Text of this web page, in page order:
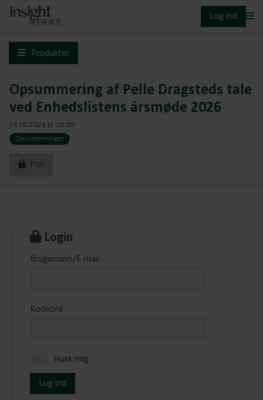
Log ind
Produkter
Opsummering af Pelle Dragsteds tale
ved Enhedslistens årsmøde 2026
24.05.2026 kl. 09:00
Opsummeringer
PDF
Login
Brugernavn/E-mail
Kodeord
Husk mig
Log ind